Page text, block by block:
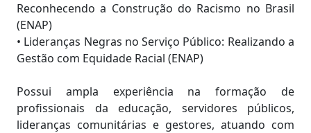
Reconhecendo a Construção do Racismo no Brasil
(ENAP)
• Lideranças Negras no Serviço Público: Realizando a
Gestão com Equidade Racial (ENAP)
Possui ampla experiência na formação de
profissionais da educação, servidores públicos,
lideranças comunitárias e gestores, atuando com